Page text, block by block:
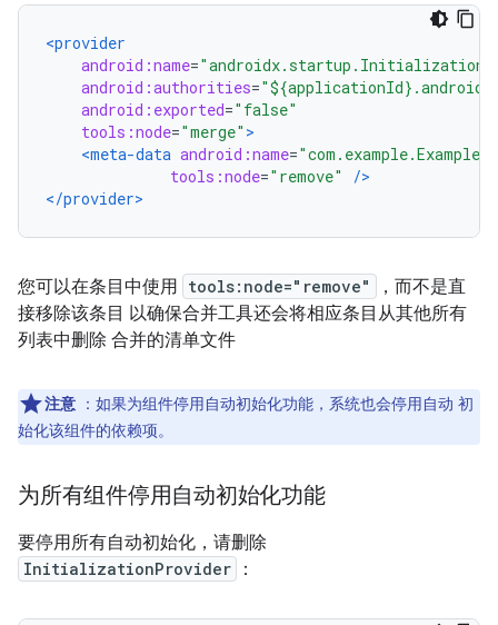
<provider
android:name=
android:authorities=
android:exported="false"
tools:node="merge" >
<meta-data android:name=
tools:node="remove"
/>
</provider>
您可以在条目中使用 tools:node="remove"
，而不是直
接移除该条目 以确保合并工具还会将相应条目从其他所有
列表中删除 合并的清单文件
注意 ：如果为组件停用自动初始化功能，系统也会停用自动 初
始化该组件的依赖项。
为所有组件停用自动初始化功能
要停用所有自动初始化，请删除
InitializationProvider ：